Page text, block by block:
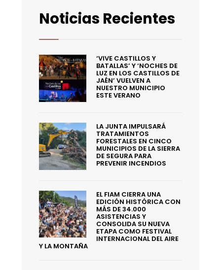
Noticias Recientes
‘VIVE CASTILLOS Y
BATALLAS’ Y ‘NOCHES DE
LUZ EN LOS CASTILLOS DE
JAÉN’ VUELVEN A
NUESTRO MUNICIPIO
ESTE VERANO
LA JUNTA IMPULSARÁ
TRATAMIENTOS
FORESTALES EN CINCO
MUNICIPIOS DE LA SIERRA
DE SEGURA PARA
PREVENIR INCENDIOS
EL FIAM CIERRA UNA
EDICIÓN HISTÓRICA CON
MÁS DE 34.000
ASISTENCIAS Y
CONSOLIDA SU NUEVA
ETAPA COMO FESTIVAL
INTERNACIONAL DEL AIRE
Y LA MONTAÑA